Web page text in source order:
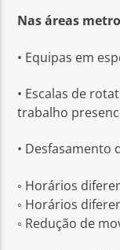
Nas áreas
• Equipas em
• Escalas de
trabalho
•
◦ Horários
◦ Horários
◦ Redução de